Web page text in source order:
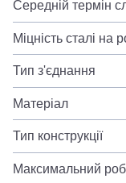
Середній термін
Міцність сталі на
Тип з'єднання
Матеріал
Тип конструкції
Максимальний